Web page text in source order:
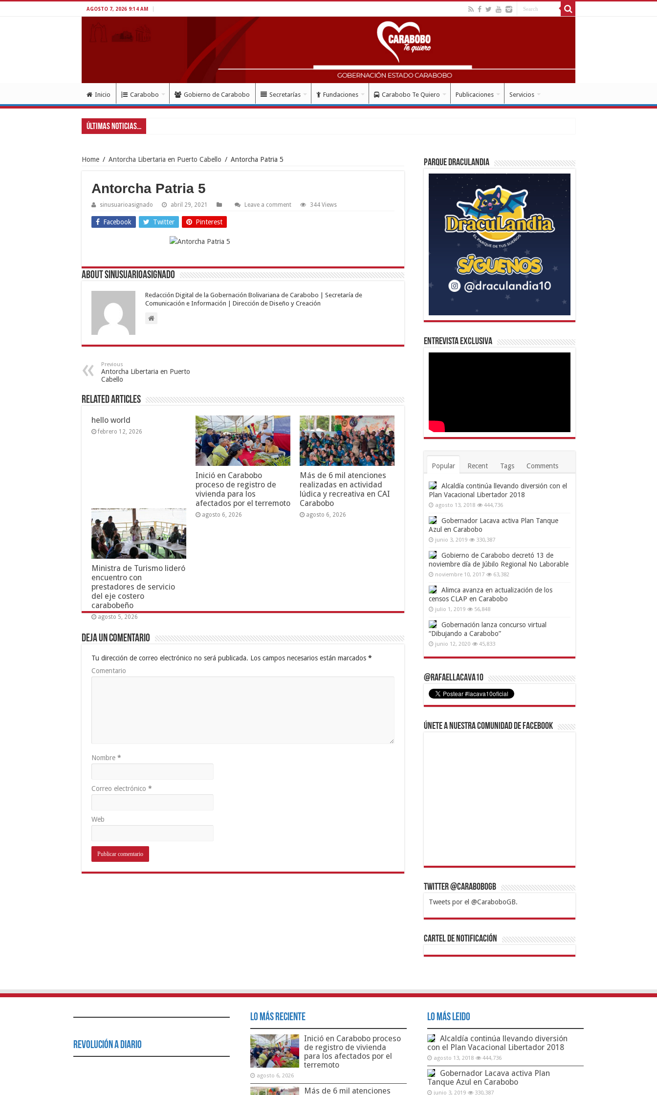
AGOSTO 7, 2026 9:14 AM
Inicio Carabobo Gobierno de Carabobo Secretarías Fundaciones Carabobo Te Quiero Publicaciones Servicios
Últimas Noticias...
Home / Antorcha Libertaria en Puerto Cabello / Antorcha Patria 5
Antorcha Patria 5
sinusuarioasignado abril 29, 2021 Leave a comment 344 Views
Facebook Twitter Pinterest
About sinusuarioasignado
Redacción Digital de la Gobernación Bolivariana de Carabobo | Secretaría de
Comunicación e Información | Dirección de Diseño y Creación
Previous
Antorcha Libertaria en Puerto
Cabello
Related Articles
hello world
febrero 12, 2026
Inició en Carabobo
proceso de registro de
vivienda para los
afectados por el terremoto
agosto 6, 2026
Más de 6 mil atenciones
realizadas en actividad
lúdica y recreativa en CAI
Carabobo
agosto 6, 2026
Ministra de Turismo lideró
encuentro con
prestadores de servicio
del eje costero
carabobeño
agosto 5, 2026
Deja un comentario
Tu dirección de correo electrónico no será publicada. Los campos necesarios están marcados *
Comentario
Nombre *
Correo electrónico *
Web
Parque Draculandia
Entrevista Exclusiva
Popular Recent Tags Comments
Alcaldía continúa llevando diversión con el
Plan Vacacional Libertador 2018
agosto 13, 2018 444,736
Gobernador Lacava activa Plan Tanque
Azul en Carabobo
junio 3, 2019 330,387
Gobierno de Carabobo decretó 13 de
noviembre día de Júbilo Regional No Laborable
noviembre 10, 2017 63,382
Alimca avanza en actualización de los
censos CLAP en Carabobo
julio 1, 2019 56,848
Gobernación lanza concurso virtual
“Dibujando a Carabobo”
junio 12, 2020 45,833
@RafaelLacava10
Únete a nuestra comunidad de Facebook
Twitter @CaraboboGB
Tweets por el @CaraboboGB.
1xbetBetturkeyBetistKralbetSupertotobetTipobet
https://mvbcasino.com/
Cartel de Notificación
Revolución a Diario
Lo Más Reciente
Inició en Carabobo proceso
de registro de vivienda
para los afectados por el
terremoto
agosto 6, 2026
Más de 6 mil atenciones
Lo Más Leido
Alcaldía continúa llevando diversión
con el Plan Vacacional Libertador 2018
agosto 13, 2018 444,736
Gobernador Lacava activa Plan
Tanque Azul en Carabobo
junio 3, 2019 330,387